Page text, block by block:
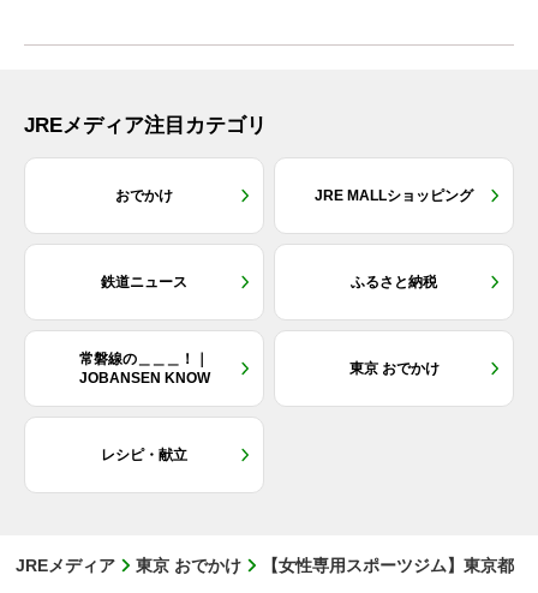
JREメディア注目カテゴリ
おでかけ JRE MALLショッピング
鉄道ニュース ふるさと納税
常磐線の＿＿＿！｜
JOBANSEN KNOW
東京 おでかけ
レシピ・献立
JREメディア 東京 おでかけ
【女性専用スポーツジム】東京都